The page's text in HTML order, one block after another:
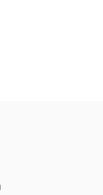
на улице